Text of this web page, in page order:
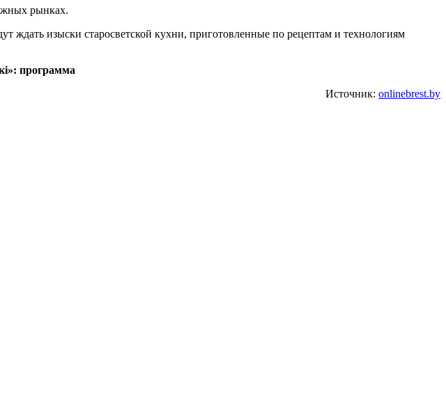
рынках.
ждать изыски старосветской кухни, приготовленные по рецептам и технологиям
Источник: onlinebrest.by